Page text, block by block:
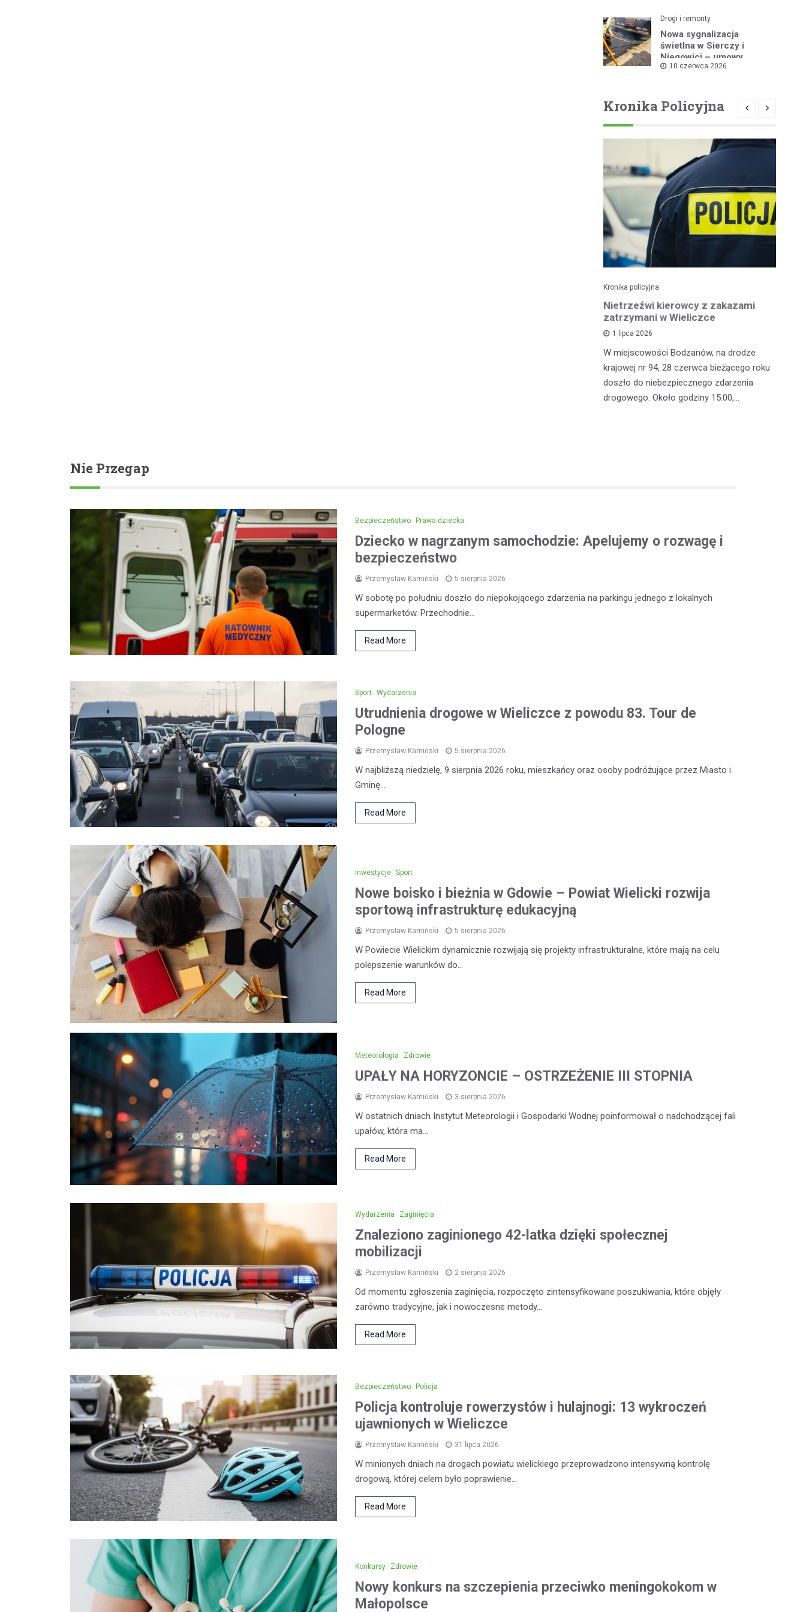
Drogi i remonty
Nowa sygnalizacja
świetlna w Sierczy i
Niegowici – umowy
podpisane!
10 czerwca 2026
Kronika Policyjna
Kronika policyjna
Nietrzeźwi kierowcy z zakazami
zatrzymani w Wieliczce
1 lipca 2026
W miejscowości Bodzanów, na drodze
krajowej nr 94, 28 czerwca bieżącego roku
doszło do niebezpiecznego zdarzenia
drogowego. Około godziny 15:00,…
Nie Przegap
Bezpieczeństwo Prawa dziecka
Dziecko w nagrzanym samochodzie: Apelujemy o rozwagę i
bezpieczeństwo
Przemysław Kamiński 5 sierpnia 2026
W sobotę po południu doszło do niepokojącego zdarzenia na parkingu jednego z lokalnych
supermarketów. Przechodnie…
Read More
Sport Wydarzenia
Utrudnienia drogowe w Wieliczce z powodu 83. Tour de
Pologne
Przemysław Kamiński 5 sierpnia 2026
W najbliższą niedzielę, 9 sierpnia 2026 roku, mieszkańcy oraz osoby podróżujące przez Miasto i
Gminę…
Read More
Inwestycje Sport
Nowe boisko i bieżnia w Gdowie – Powiat Wielicki rozwija
sportową infrastrukturę edukacyjną
Przemysław Kamiński 5 sierpnia 2026
W Powiecie Wielickim dynamicznie rozwijają się projekty infrastrukturalne, które mają na celu
polepszenie warunków do…
Read More
Meteorologia Zdrowie
UPAŁY NA HORYZONCIE – OSTRZEŻENIE III STOPNIA
Przemysław Kamiński 3 sierpnia 2026
W ostatnich dniach Instytut Meteorologii i Gospodarki Wodnej poinformował o nadchodzącej fali
upałów, która ma…
Read More
Wydarzenia Zaginięcia
Znaleziono zaginionego 42-latka dzięki społecznej
mobilizacji
Przemysław Kamiński 2 sierpnia 2026
Od momentu zgłoszenia zaginięcia, rozpoczęto zintensyfikowane poszukiwania, które objęły
zarówno tradycyjne, jak i nowoczesne metody…
Read More
Bezpieczeństwo Policja
Policja kontroluje rowerzystów i hulajnogi: 13 wykroczeń
ujawnionych w Wieliczce
Przemysław Kamiński 31 lipca 2026
W minionych dniach na drogach powiatu wielickiego przeprowadzono intensywną kontrolę
drogową, której celem było poprawienie…
Read More
Konkursy Zdrowie
Nowy konkurs na szczepienia przeciwko meningokokom w
Małopolsce